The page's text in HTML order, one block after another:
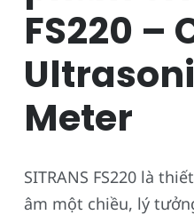
FS220 –
Meter
SITRANS FS220 là
âm một chiều, lý